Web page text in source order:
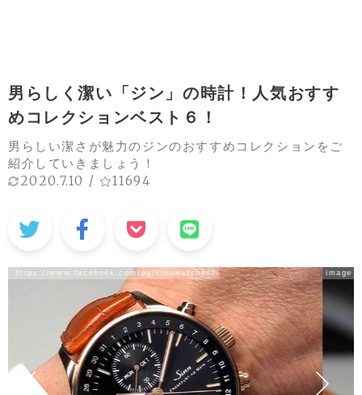
男らしく潔い「ジン」の時計！人気おすす
めコレクションベスト６！
男らしい潔さが魅力のジンのおすすめコレクションをご
紹介していきましょう！
2020.7.10 / 11694
image：https://www.facebook.com/pg/sinnwatches/